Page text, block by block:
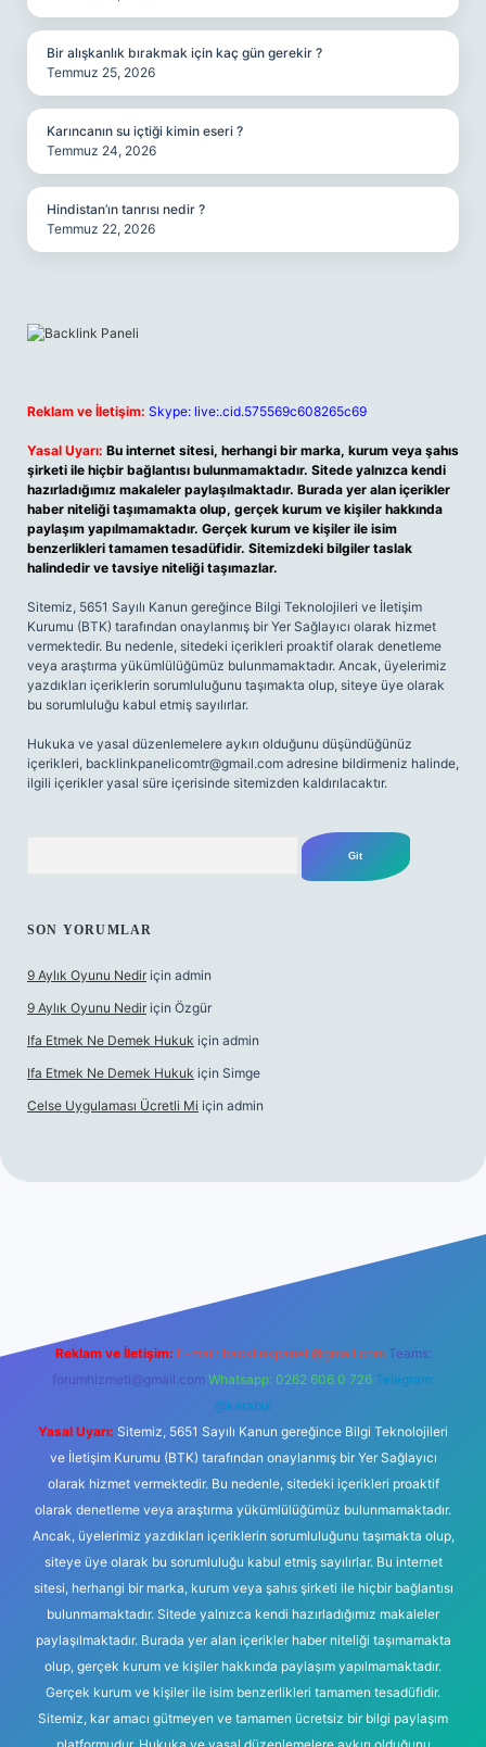
Bir alışkanlık bırakmak için kaç gün gerekir ?
Temmuz 25, 2026
Karıncanın su içtiği kimin eseri ?
Temmuz 24, 2026
Hindistan’ın tanrısı nedir ?
Temmuz 22, 2026
Reklam ve İletişim: Skype: live:.cid.575569c608265c69
Yasal Uyarı: Bu internet sitesi, herhangi bir marka, kurum veya şahıs
şirketi ile hiçbir bağlantısı bulunmamaktadır. Sitede yalnızca kendi
hazırladığımız makaleler paylaşılmaktadır. Burada yer alan içerikler
haber niteliği taşımamakta olup, gerçek kurum ve kişiler hakkında
paylaşım yapılmamaktadır. Gerçek kurum ve kişiler ile isim
benzerlikleri tamamen tesadüfidir. Sitemizdeki bilgiler taslak
halindedir ve tavsiye niteliği taşımazlar.
Sitemiz, 5651 Sayılı Kanun gereğince Bilgi Teknolojileri ve İletişim
Kurumu (BTK) tarafından onaylanmış bir Yer Sağlayıcı olarak hizmet
vermektedir. Bu nedenle, sitedeki içerikleri proaktif olarak denetleme
veya araştırma yükümlülüğümüz bulunmamaktadır. Ancak, üyelerimiz
yazdıkları içeriklerin sorumluluğunu taşımakta olup, siteye üye olarak
bu sorumluluğu kabul etmiş sayılırlar.
Hukuka ve yasal düzenlemelere aykırı olduğunu düşündüğünüz
içerikleri, backlinkpanelicomtr@gmail.com adresine bildirmeniz halinde,
ilgili içerikler yasal süre içerisinde sitemizden kaldırılacaktır.
SON YORUMLAR
9 Aylık Oyunu Nedir için admin
9 Aylık Oyunu Nedir için Özgür
Ifa Etmek Ne Demek Hukuk için admin
Ifa Etmek Ne Demek Hukuk için Simge
Celse Uygulaması Ücretli Mi için admin
Reklam ve İletişim: E-mail: backlinkpaneli@gmail.com Teams:
forumhizmeti@gmail.com Whatsapp: 0262 606 0 726 Telegram:
@karabul
Yasal Uyarı: Sitemiz, 5651 Sayılı Kanun gereğince Bilgi Teknolojileri
ve İletişim Kurumu (BTK) tarafından onaylanmış bir Yer Sağlayıcı
olarak hizmet vermektedir. Bu nedenle, sitedeki içerikleri proaktif
olarak denetleme veya araştırma yükümlülüğümüz bulunmamaktadır.
Ancak, üyelerimiz yazdıkları içeriklerin sorumluluğunu taşımakta olup,
siteye üye olarak bu sorumluluğu kabul etmiş sayılırlar. Bu internet
sitesi, herhangi bir marka, kurum veya şahıs şirketi ile hiçbir bağlantısı
bulunmamaktadır. Sitede yalnızca kendi hazırladığımız makaleler
paylaşılmaktadır. Burada yer alan içerikler haber niteliği taşımamakta
olup, gerçek kurum ve kişiler hakkında paylaşım yapılmamaktadır.
Gerçek kurum ve kişiler ile isim benzerlikleri tamamen tesadüfidir.
Sitemiz, kar amacı gütmeyen ve tamamen ücretsiz bir bilgi paylaşım